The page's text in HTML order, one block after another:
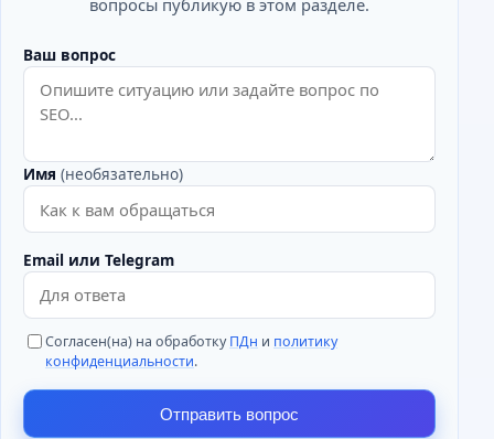
Ваш вопрос
Имя (необязательно)
Email или Telegram
Согласен(на) на обработкуПДн и политику
конфиденциальности.
Отправить вопрос